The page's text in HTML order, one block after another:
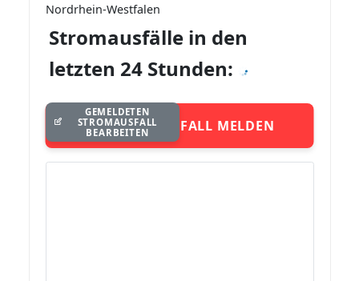
Nordrhein-Westfalen
Stromausfälle in den
letzten 24 Stunden:
STROMAUSFALL MELDEN
GEMELDETEN
STROMAUSFALL
BEARBEITEN